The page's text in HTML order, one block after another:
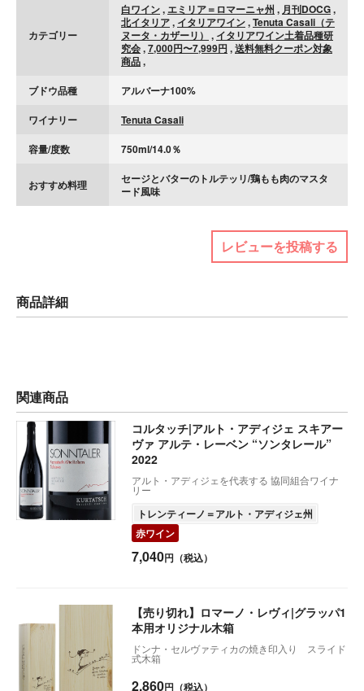
カテゴリー
白ワイン, エミリア＝ロマーニャ州 , 月刊DOCG,
北イタリア, イタリアワイン,Tenuta Casali（テ
ヌータ・カザーリ） , イタリアワイン土着品種研
究会,7,000円〜7,999円 ,送料無料クーポン対象
商品,
ブドウ品種
アルバーナ100%
ワイナリー
Tenuta Casali
容量/度数
750ml/14.0％
おすすめ料理
セージとバターのトルテッリ/鶏もも肉のマスタ
ード風味
レビューを投稿する
商品詳細
関連商品
コルタッチ|アルト・アディジェ スキアー
ヴァ アルテ・レーベン “ソンタレール”
2022
アルト・アディジェを代表する 協同組合ワイナ
リー
トレンティーノ＝アルト・アディジェ州
赤ワイン
7,040円（税込）
【売り切れ】ロマーノ・レヴィ|グラッパ1
本用オリジナル木箱
ドンナ・セルヴァティカの焼き印入り スライド
式木箱
2,860円（税込）